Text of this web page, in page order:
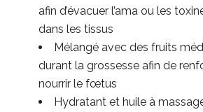
afin d’évacuer l’ama ou les
dans les tissus
Mélangé avec des fruits
durant la grossesse afin de
nourrir le fœtus
Hydratant et huile à